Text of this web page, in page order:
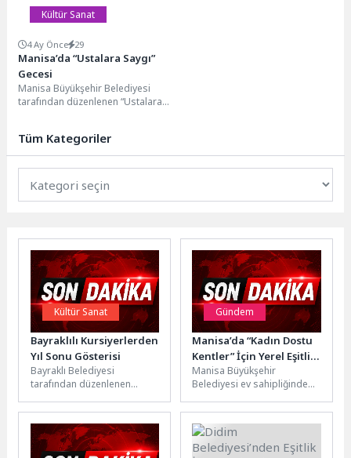
Kültür Sanat
4 Ay Önce 29
Manisa’da “Ustalara Saygı”
Gecesi
Manisa Büyükşehir Belediyesi
tarafından düzenlenen “Ustalara
Usta sanatçı Hilmi...
Tüm Kategoriler
Kültür Sanat
Bayraklılı Kursiyerlerden
Yıl Sonu Gösterisi
Bayraklı Belediyesi
tarafından düzenlenen
dans kurslarına katılan
yüzlerce kursiyer, yıl sonu...
Gündem
Manisa’da “Kadın Dostu
Kentler” İçin Yerel Eşitlik
Çalışmaları Başladı
Manisa Büyükşehir
Belediyesi ev sahipliğinde
Kentler Programı tematik
alan eğitimleri başladı. Üç...